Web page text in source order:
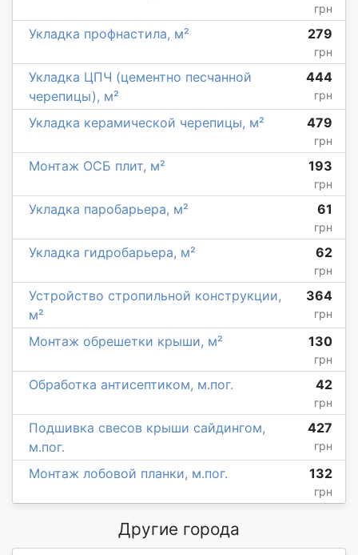
грн
Укладка профнастила, м² 279
грн
Укладка ЦПЧ (цементно песчанной
черепицы), м²
444
грн
Укладка керамической черепицы, м² 479
грн
Монтаж ОСБ плит, м² 193
грн
Укладка паробарьера, м² 61
грн
Укладка гидробарьера, м² 62
грн
Устройство стропильной конструкции,
м²
364
грн
Монтаж обрешетки крыши, м² 130
грн
Обработка антисептиком, м.пог. 42
грн
Подшивка свесов крыши сайдингом,
м.пог.
427
грн
Монтаж лобовой планки, м.пог. 132
грн
Другие города